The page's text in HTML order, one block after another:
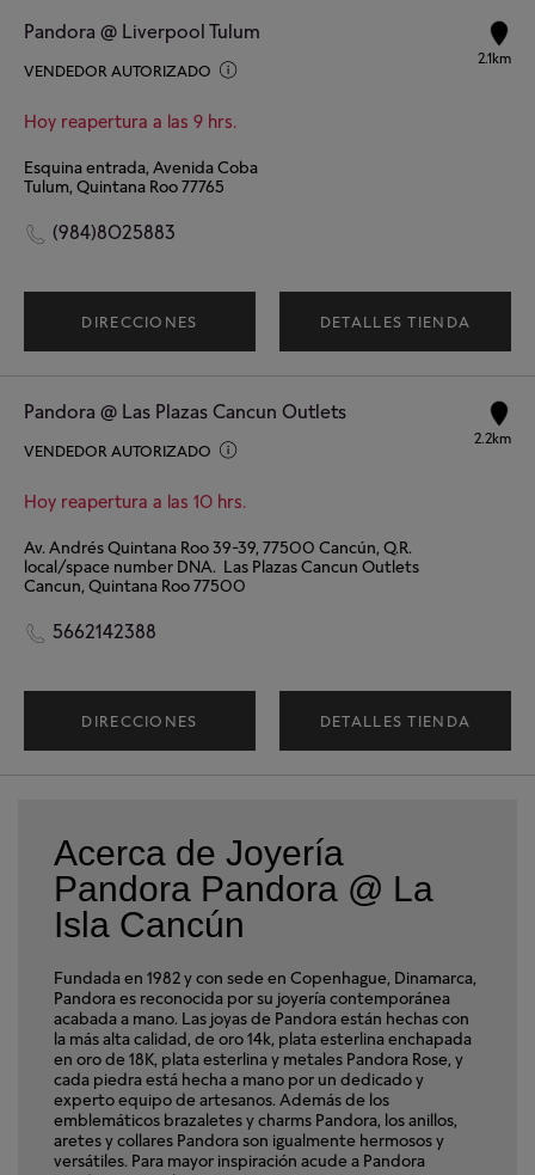
Pandora @ Liverpool Tulum
VENDEDOR AUTORIZADO
Hoy reapertura a las 9 hrs.
2.1km
Esquina entrada, Avenida Coba
Tulum, Quintana Roo 77765
(984)8025883
DIRECCIONES DETALLES TIENDA
Pandora @ Las Plazas Cancun Outlets
VENDEDOR AUTORIZADO
Hoy reapertura a las 10 hrs.
2.2km
Av. Andrés Quintana Roo 39-39, 77500 Cancún, Q.R.
local/space number DNA. Las Plazas Cancun Outlets
Cancun, Quintana Roo 77500
5662142388
DIRECCIONES DETALLES TIENDA
Acerca de Joyería
Pandora Pandora @ La
Isla Cancún
Fundada en 1982 y con sede en Copenhague, Dinamarca,
Pandora es reconocida por su joyería contemporánea
acabada a mano. Las joyas de Pandora están hechas con
la más alta calidad, de oro 14k, plata esterlina enchapada
en oro de 18K, plata esterlina y metales Pandora Rose, y
cada piedra está hecha a mano por un dedicado y
experto equipo de artesanos. Además de los
emblemáticos brazaletes y charms Pandora, los anillos,
aretes y collares Pandora son igualmente hermosos y
versátiles. Para mayor inspiración acude a Pandora